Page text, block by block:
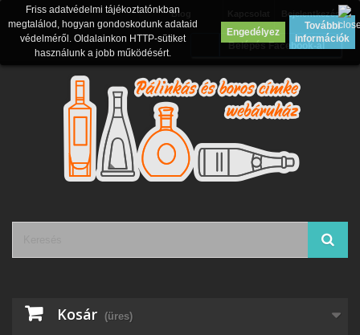
Bejelentkezés
Blog
Belépés Facebook-al
Kosár (üres)
Friss adatvédelmi tájékoztatónkban
megtalálod, hogyan gondoskodunk adataid
védelméről. Oldalainkon HTTP-sütiket
használunk a jobb működésért.
Engedélyez
További
információk